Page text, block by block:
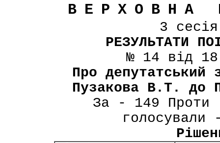
ВЕРХОВНА
3
РЕЗУЛЬТАТИ
№ 14 від
Про депутатський
Пузакова В.Т. до
За - 149 Проти